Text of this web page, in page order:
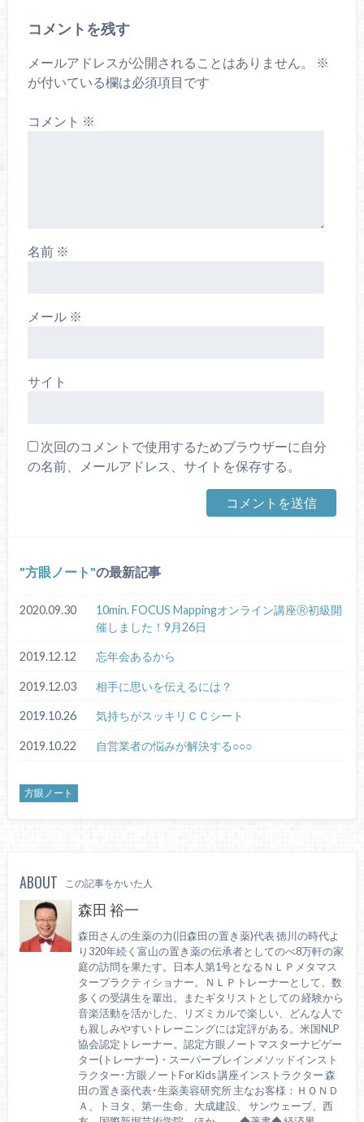
コメントを残す
メールアドレスが公開されることはありません。
※
が付いている欄は必須項目です
コメント ※
名前 ※
メール ※
サイト
次回のコメントで使用するためブラウザーに自分
の名前、メールアドレス、サイトを保存する。
方眼ノート の最新記事
2020.09.30
10min. FOCUS Mappingオンライン講座Ⓡ初級開
催しました！9月26日
2019.12.12 忘年会あるから
2019.12.03 相手に思いを伝えるには？
2019.10.26 気持ちがスッキリＣＣシート
2019.10.22 自営業者の悩みが解決する○○○
方眼ノート
ABOUT この記事をかいた人
森田 裕一
森田さんの生薬の力(旧森田の置き薬)代表 徳川の時代よ
り320年続く富山の置き薬の伝承者としてのべ8万軒の家
庭の訪問を果たす。日本人第1号となるＮＬＰメタマス
タープラクティショナー。ＮＬＰトレーナーとして、数
多くの受講生を輩出。またギタリストとしての 経験から
音楽活動を活かした、リズミカルで楽しい、どんな人で
も親しみやすいトレーニングには定評がある。米国NLP
協会認定トレーナー。認定方眼ノートマスターナビゲー
ター(トレーナー)・スーパーブレインメソッドインスト
ラクター･方眼ノートFor Kids 講座インストラクター 森
田の置き薬代表･生薬美容研究所 主なお客様：ＨＯＮＤ
Ａ、トヨタ、第一生命、大成建設、 サンウェーブ、西